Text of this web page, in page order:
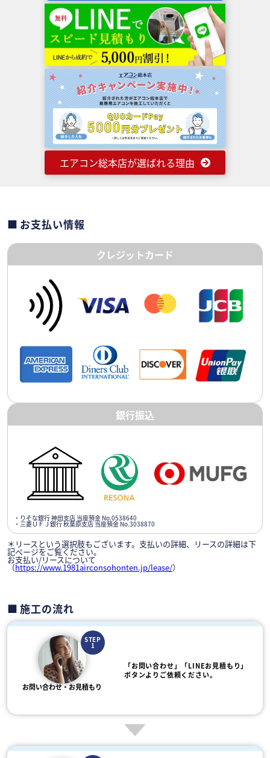
エアコン総本店が選ばれる理由
お支払い情報
クレジットカード
銀行振込
・りそな銀行 神田支店 当座預金 No.0538640
・三菱ＵＦＪ銀行 秋葉原支店 当座預金 No.3038870
＊リースという選択肢もございます。支払いの詳細、リースの詳細は下
記ページをご覧ください。
お支払い/リースについて
（https://www.1981airconsohonten.jp/lease/）
施工の流れ
STEP
1
お問い合わせ・お見積もり
「お問い合わせ」「LINEお見積もり」
ボタンよりご依頼ください。